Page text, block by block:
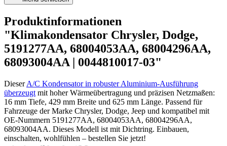
Produktinformationen
"Klimakondensator Chrysler, Dodge,
5191277AA, 68004053AA, 68004296AA,
68093004AA | 0044810017-03"
DieserA/C Kondensator in robuster Aluminium-Ausführung
überzeugt mit hoher Wärmeübertragung und präzisen Netzmaßen:
16 mm Tiefe, 429 mm Breite und 625 mm Länge. Passend für
Fahrzeuge der Marke Chrysler, Dodge, Jeep und kompatibel mit
OE-Nummern 5191277AA, 68004053AA, 68004296AA,
68093004AA. Dieses Modell ist mit Dichtring. Einbauen,
einschalten, wohlfühlen – bestellen Sie jetzt!